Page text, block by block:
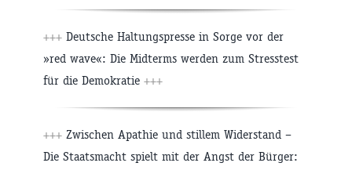
+++ Deutsche Haltungspresse in Sorge vor der
»red wave«: Die Midterms werden zum Stresstest
für die Demokratie +++
+++ Zwischen Apathie und stillem Widerstand –
Die Staatsmacht spielt mit der Angst der Bürger: